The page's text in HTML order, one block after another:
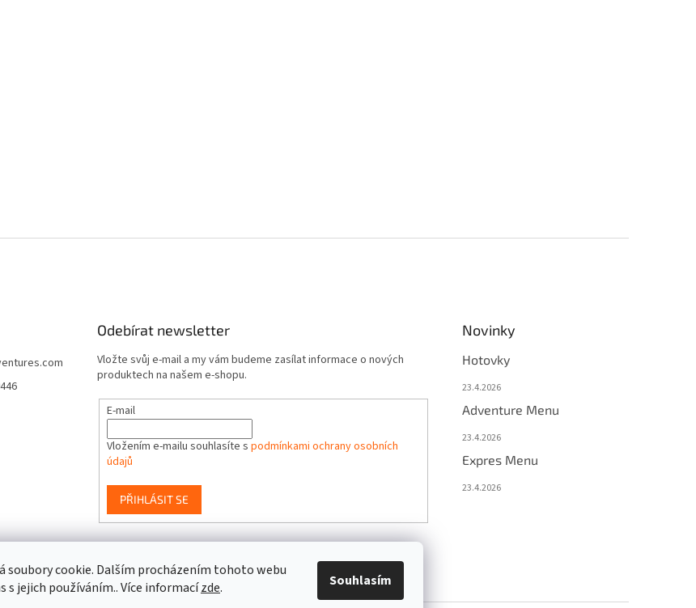
soubory cookie. Dalším procházením tohoto webu
s jejich používáním.. Více informacízde. Souhlasím
Odebírat newsletter
Vložte svůj e-mail a my vám budeme zasílat informace o nových
produktech na našem e-shopu.
E-mail
Vložením e-mailu souhlasíte s podmínkami ochrany osobních
údajů
PŘIHLÁSIT SE
Novinky
Hotovky
23.4.2026
Adventure Menu
23.4.2026
Expres Menu
23.4.2026
event333